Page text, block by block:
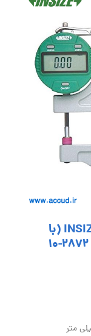
ضخامت سنج دیجیتال بازو بلند INSIZE (با